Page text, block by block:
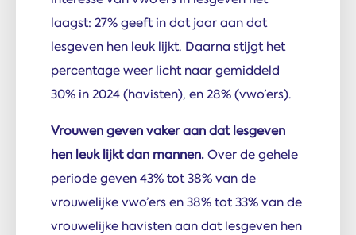
laagst: 27% geeft in dat jaar aan dat
lesgeven hen leuk lijkt. Daarna stijgt het
percentage weer licht naar gemiddeld
30% in 2024 (havisten), en 28% (vwo’ers).
Vrouwen geven vaker aan dat lesgeven
hen leuk lijkt dan mannen.Over de gehele
periode geven 43% tot 38% van de
vrouwelijke vwo’ers en 38% tot 33% van de
vrouwelijke havisten aan dat lesgeven hen